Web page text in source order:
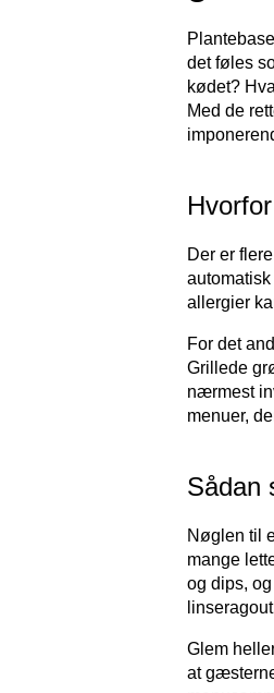
det føles
kødet?
Med de
Der er
allergier
For det
Grillede
nærmest
menuer,
Sådan
Nøglen til
mange
og dips,
Glem
at